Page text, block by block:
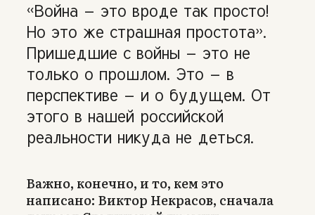
«Война — это вроде так просто!
Но это же страшная простота».
Пришедшие с войны — это не
только о прошлом. Это — в
перспективе — и о будущем. От
этого в нашей российской
реальности никуда не деться.
Важно, конечно, и то, кем это
написано: Виктор Некрасов, сначала